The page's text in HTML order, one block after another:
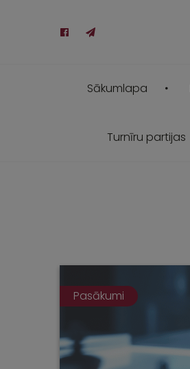
Sākumlapa
Turnīru partijas
Pasākumi